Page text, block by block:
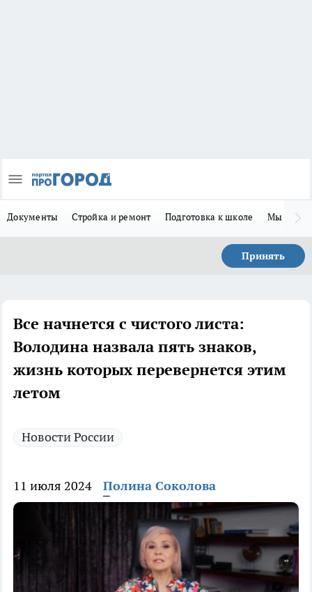
Документы Стройка и ремонт Подготовка к школе Мы в MAX
Принять
Все начнется с чистого листа:
Володина назвала пять знаков,
жизнь которых перевернется этим
летом
Новости России
11 июля 2024 Полина Соколова